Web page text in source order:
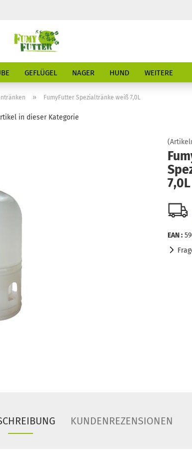
Konto erstellen
Passwort
GEFLÜGEL NAGER HUND WEITERE
» FumyFutter Spezialtränke weiß 7,0L
in dieser Kategorie
7,0L
EAN :
KUNDENREZENSIONEN